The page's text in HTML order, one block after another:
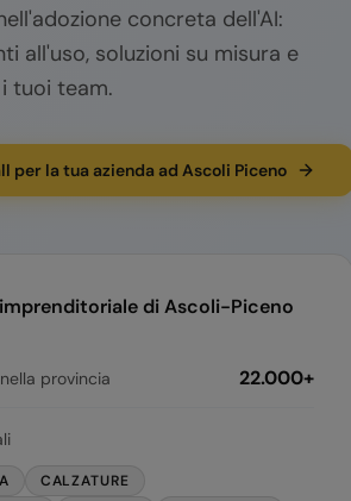
concreta dell'AI:
all'uso, soluzioni su misura e
tuoi team.
per la tua azienda ad Ascoli Piceno
diAscoli-Piceno
provincia 22.000+
CALZATURE